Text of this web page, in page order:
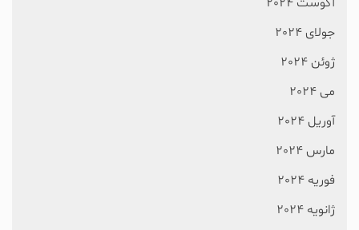
جولای 2024
ژوئن 2024
می 2024
آوریل 2024
مارس 2024
فوریه 2024
ژانویه 2024